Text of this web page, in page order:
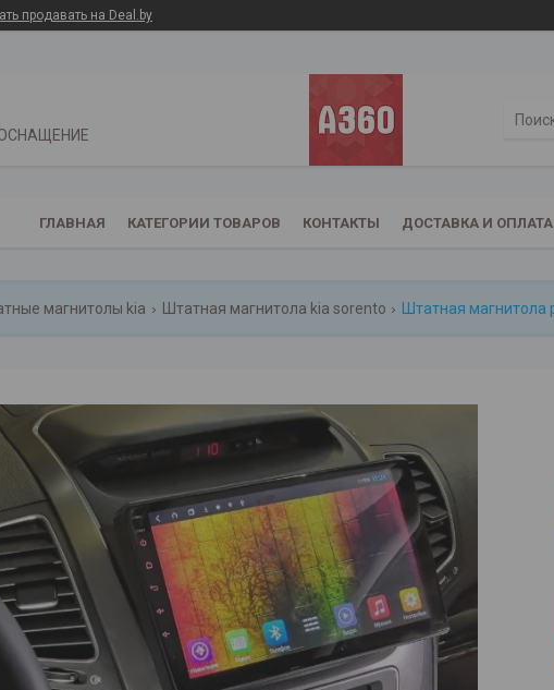
продавать на Deal.by
ГЛАВНАЯ КАТЕГОРИИ ТОВАРОВ КОНТАКТЫ ДОСТАВКА И ОПЛАТА
магнитолы kia Штатная магнитола kia sorento